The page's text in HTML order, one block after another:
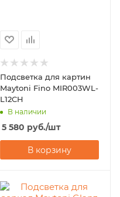
Подсветка для картин
Maytoni Fino MIR003WL-
L12CH
В наличии
5 580 руб./шт
В корзину